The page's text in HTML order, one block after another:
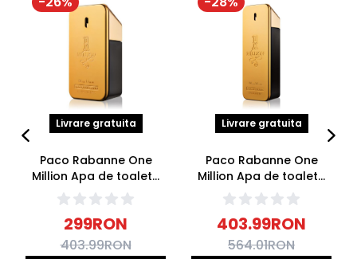
Livrare gratuita
Paco Rabanne One
Million Apa de toaleta
50ml
299RON
403.99RON
Livrare gratuita
Paco Rabanne One
Million Apa de toaleta
100ml
403.99RON
564.01RON